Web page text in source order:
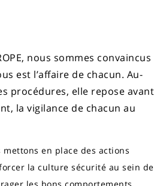
nous sommes convaincus
est l’affaire de chacun. Au-
procédures, elle repose avant
la vigilance de chacun au
mettons en place des actions
la culture sécurité au sein de